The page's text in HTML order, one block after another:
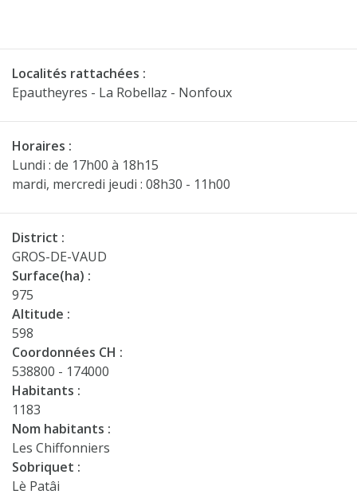
Localités rattachées :
Epautheyres - La Robellaz - Nonfoux
Horaires :
Lundi : de 17h00 à 18h15
mardi, mercredi jeudi : 08h30 - 11h00
District :
GROS-DE-VAUD
Surface(ha) :
975
Altitude :
598
Coordonnées CH :
538800 - 174000
Habitants :
1183
Nom habitants :
Les Chiffonniers
Sobriquet :
Lè Patâi